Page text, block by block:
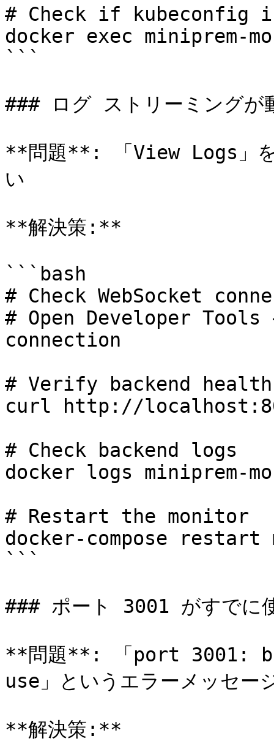
# Check if kubeconfig
docker exec
```
### ログ ストリーミングが
**問題**: 「View Logs」を
い
**解決策:**
```bash
# Check WebSocket
# Open Developer
connection
# Verify backend health
curl http://
# Check backend logs
docker logs miniprem-
# Restart the monitor
docker-compose restart
```
### ポート 3001 がすでに
**問題**: 「port 3001:
use」というエラーメッセー
**解決策:**